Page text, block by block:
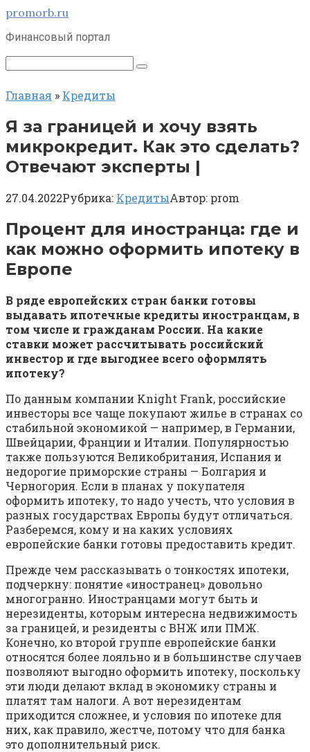
Перейти
контенту
promorb.ru
Финансовый портал
Поиск:
Главная » Кредиты
Я за границей и хочу взять
микрокредит. Как это сделать?
Отвечают эксперты |
27.04.2022Рубрика: КредитыАвтор: prom
Процент для иностранца: где и
как можно оформить ипотеку в
Европе
В ряде европейских стран банки готовы
выдавать ипотечные кредиты иностранцам, в
том числе и гражданам России. На какие
ставки может рассчитывать российский
инвестор и где выгоднее всего оформлять
ипотеку?
По данным компании Knight Frank, российские
инвесторы все чаще покупают жилье в странах со
стабильной экономикой — например, в Германии,
Швейцарии, Франции и Италии. Популярностью
также пользуются Великобритания, Испания и
недорогие приморские страны — Болгария и
Черногория. Если в планах у покупателя
оформить ипотеку, то надо учесть, что условия в
разных государствах Европы будут отличаться.
Разберемся, кому и на каких условиях
европейские банки готовы предоставить кредит.
Прежде чем рассказывать о тонкостях ипотеки,
подчеркну: понятие «иностранец» довольно
многогранно. Иностранцами могут быть и
нерезиденты, которым интересна недвижимость
за границей, и резиденты с ВНЖ или ПМЖ.
Конечно, ко второй группе европейские банки
относятся более лояльно и в большинстве случаев
позволяют выгодно оформить ипотеку, поскольку
эти люди делают вклад в экономику страны и
платят там налоги. А вот нерезидентам
приходится сложнее, и условия по ипотеке для
них, как правило, жестче, потому что для банка
это дополнительный риск.